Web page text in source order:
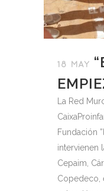
18 MAY
La Red
Fundación
intervienen
Cepaim,
Copedeco,